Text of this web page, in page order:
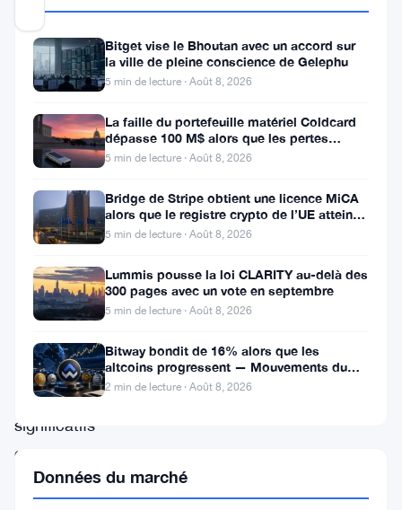
Dex
223,
une
plateforme
innovante
d’échange
est
ravie
d’annoncer
des
progrès
significatifs
et
une
Bitget vise le Bhoutan avec un accord sur
la ville de pleine conscience de Gelephu
5 min de lecture · Août 8, 2026
La faille du portefeuille matériel Coldcard
dépasse 100 M$ alors que les pertes
cryptos de juillet atteignent
5 min de lecture · Août 8, 2026
Bridge de Stripe obtient une licence MiCA
alors que le registre crypto de l’UE atteint
324 prestataires
5 min de lecture · Août 8, 2026
Lummis pousse la loi CLARITY au-delà des
300 pages avec un vote en septembre
5 min de lecture · Août 8, 2026
Bitway bondit de 16% alors que les
altcoins progressent — Mouvements du
jour 8 août
2 min de lecture · Août 8, 2026
Données du marché